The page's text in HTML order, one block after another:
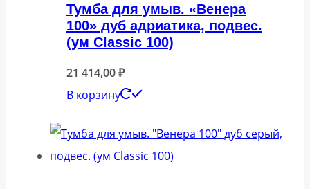
Тумба для умыв. «Венера
100» дуб адриатика, подвес.
(ум Classic 100)
21 414,00₽
В корзину